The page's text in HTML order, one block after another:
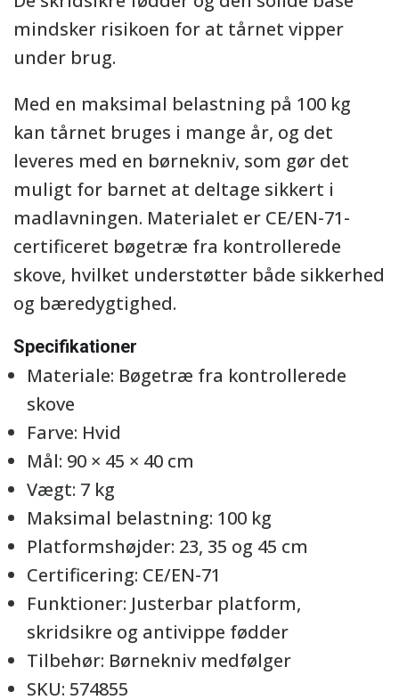
mindsker risikoen for at tårnet vipper
under brug.
Med en maksimal belastning på 100 kg
kan tårnet bruges i mange år, og det
leveres med en børnekniv, som gør det
muligt for barnet at deltage sikkert i
madlavningen. Materialet er CE/EN-71-
certificeret bøgetræ fra kontrollerede
skove, hvilket understøtter både sikkerhed
og bæredygtighed.
Specifikationer
Materiale: Bøgetræ fra kontrollerede
skove
Farve: Hvid
Mål: 90 × 45 × 40 cm
Vægt: 7 kg
Maksimal belastning: 100 kg
Platformshøjder: 23, 35 og 45 cm
Certificering: CE/EN-71
Funktioner: Justerbar platform,
skridsikre og antivippe fødder
Tilbehør: Børnekniv medfølger
SKU: 574855